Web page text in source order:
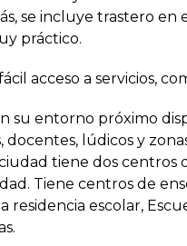
se incluye trastero
práctico.
acceso a servicios,
su entorno próximo
docentes, lúdicos y
tiene dos centros
Tiene centros de
residencia escolar,